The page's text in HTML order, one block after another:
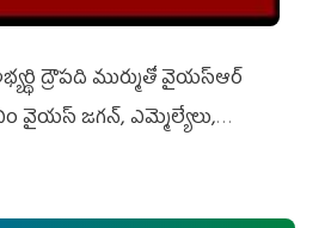
ద్రౌప‌ది ముర్ముతో వైయ‌స్ఆర్
వైయ‌స్ జ‌గ‌న్, ఎమ్మెల్యేలు,